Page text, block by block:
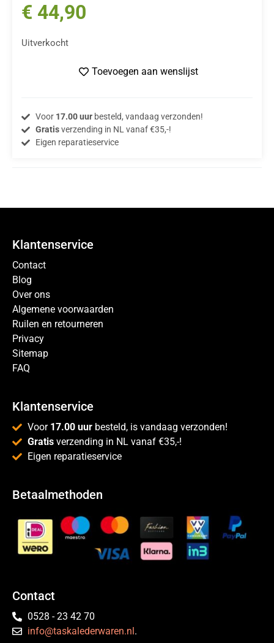
€ 44,90
Uitverkocht
Toevoegen aan wenslijst
Voor 17.00 uurbesteld, vandaag verzonden!
Gratisverzending in NL vanaf €35,-!
Eigen reparatieservice
Klantenservice
Contact
Blog
Over ons
Algemene voorwaarden
Ruilen en retourneren
Privacy
Sitemap
FAQ
Klantenservice
Voor 17.00 uur besteld, is vandaag verzonden!
Gratis verzending in NL vanaf €35,-!
Eigen reparatieservice
Betaalmethoden
Contact
0528 - 23 42 70
info@taskalederwaren.nl .